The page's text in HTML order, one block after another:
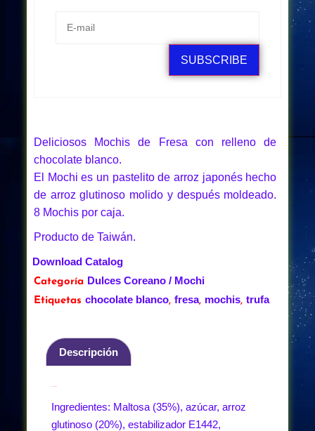
SUBSCRIBE
Deliciosos Mochis de Fresa con relleno de
chocolate blanco.
El Mochi es un pastelito de arroz japonés hecho
de arroz glutinoso molido y después moldeado.
8 Mochis por caja.
Producto de Taiwán.
Download Catalog
Categoría Dulces Coreano / Mochi
Etiquetas chocolate blanco, fresa, mochis, trufa
Descripción
Ingredientes: Maltosa (35%), azúcar, arroz
glutinoso (20%), estabilizador E1442,